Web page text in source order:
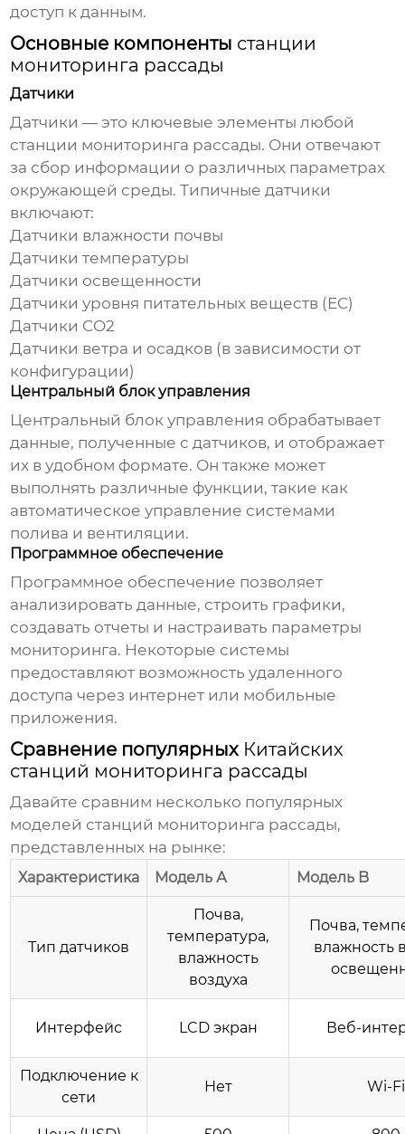
доступ к данным.
Основные компоненты станции
мониторинга рассады
Датчики
Датчики — это ключевые элементы любой
станции мониторинга рассады. Они отвечают
за сбор информации о различных параметрах
окружающей среды. Типичные датчики
включают:
Датчики влажности почвы
Датчики температуры
Датчики освещенности
Датчики уровня питательных веществ (EC)
Датчики CO2
Датчики ветра и осадков (в зависимости от
конфигурации)
Центральный блок управления
Центральный блок управления обрабатывает
данные, полученные с датчиков, и отображает
их в удобном формате. Он также может
выполнять различные функции, такие как
автоматическое управление системами
полива и вентиляции.
Программное обеспечение
Программное обеспечение позволяет
анализировать данные, строить графики,
создавать отчеты и настраивать параметры
мониторинга. Некоторые системы
предоставляют возможность удаленного
доступа через интернет или мобильные
приложения.
Сравнение популярных Китайских
станций мониторинга рассады
Давайте сравним несколько популярных
моделей станций мониторинга рассады,
представленных на рынке:
Характеристика Модель А Модель B
Тип датчиков
Почва,
температура,
влажность
воздуха
Почва,
влажность
Интерфейс LCD экран Веб-
Подключение к
сети
Нет Wi-Fi